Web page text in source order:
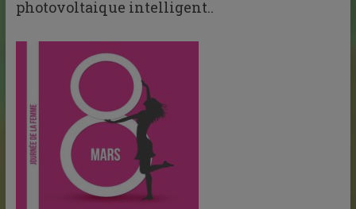
photovoltaique intelligent..